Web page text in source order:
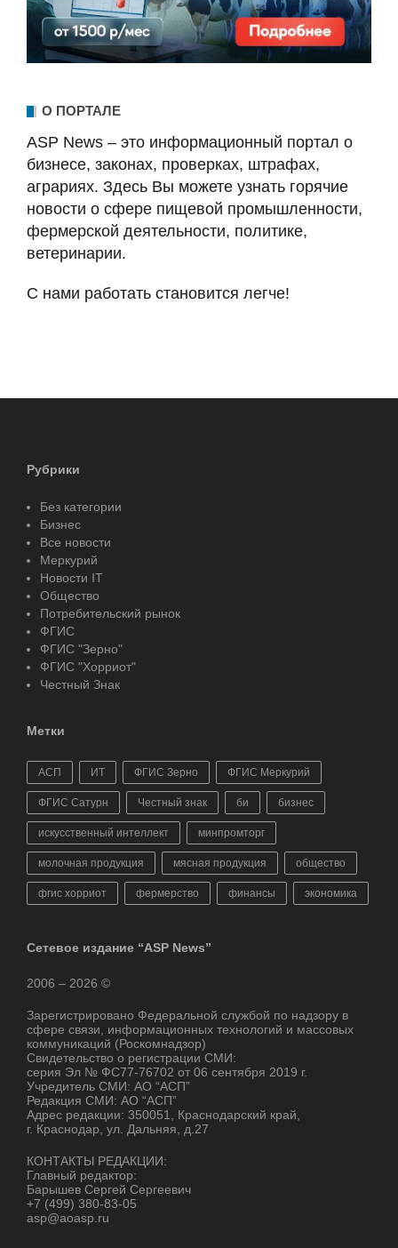
О ПОРТАЛЕ
ASP News – это информационный портал о
бизнесе, законах, проверках, штрафах,
аграриях. Здесь Вы можете узнать горячие
новости о сфере пищевой промышленности,
фермерской деятельности, политике,
ветеринарии.
С нами работать становится легче!
Рубрики
Без категории
Бизнес
Все новости
Меркурий
Новости IT
Общество
Потребительский рынок
ФГИС
ФГИС "Зерно"
ФГИС "Хорриот"
Честный Знак
Метки
АСП ИТ ФГИС Зерно ФГИС Меркурий
ФГИС Сатурн Честный знак би бизнес
искусственный интеллект минпромторг
молочная продукция мясная продукция общество
фгис хорриот фермерство финансы экономика
Сетевое издание “ASP News”
2006 – 2026 ©
Зарегистрировано Федеральной службой по надзору в
сфере связи, информационных технологий и массовых
коммуникаций (Роскомнадзор)
Свидетельство о регистрации СМИ:
серия Эл № ФС77-76702 от 06 сентября 2019 г.
Учредитель СМИ: АО “АСП”
Редакция СМИ: АО “АСП”
Адрес редакции: 350051, Краснодарский край,
г. Краснодар, ул. Дальняя, д.27
КОНТАКТЫ РЕДАКЦИИ:
Главный редактор:
Барышев Сергей Сергеевич
+7 (499) 380-83-05
asp@aoasp.ru